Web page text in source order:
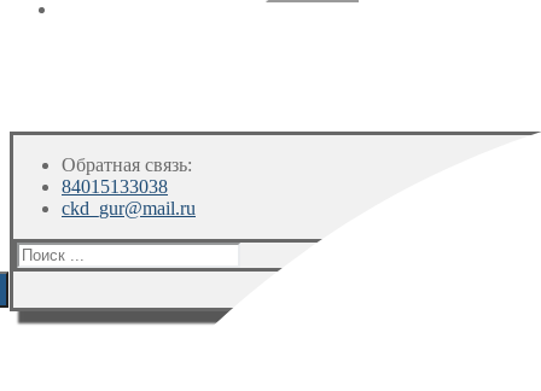
Обратная связь:
84015133038
ckd_gur@mail.ru
Искать: